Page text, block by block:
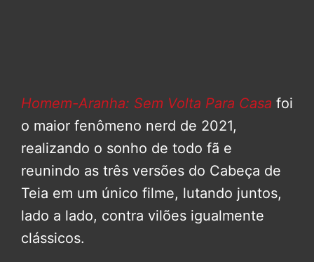
Homem-Aranha: Sem Volta Para Casa foi
o maior fenômeno nerd de 2021,
realizando o sonho de todo fã e
reunindo as três versões do Cabeça de
Teia em um único filme, lutando juntos,
lado a lado, contra vilões igualmente
clássicos.